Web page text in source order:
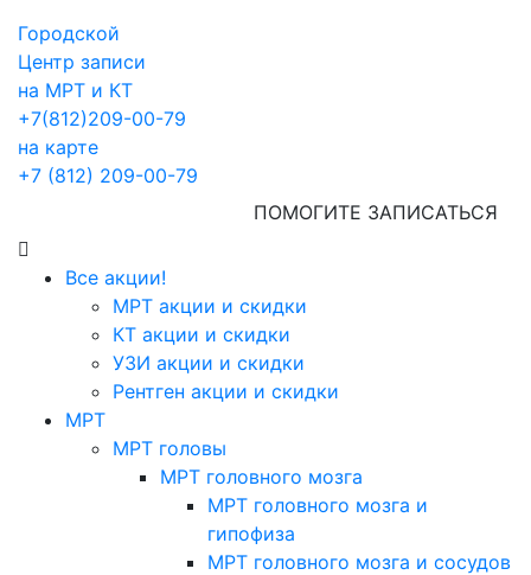
Городской
Центр записи
на МРТ и КТ
+7(812)209-00-79
на карте
+7 (812) 209-00-79
ПОМОГИТЕ ЗАПИСАТЬСЯ
Все акции!
МРТ акции и скидки
КТ акции и скидки
УЗИ акции и скидки
Рентген акции и скидки
МРТ
МРТ головы
МРТ головного мозга
МРТ головного мозга и
гипофиза
МРТ головного мозга и сосудов